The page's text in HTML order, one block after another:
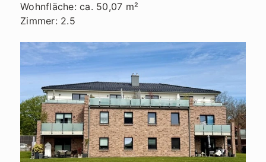
Wohnfläche: ca. 50,07 m²
Zimmer: 2.5